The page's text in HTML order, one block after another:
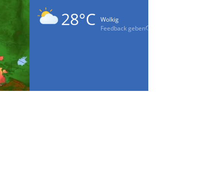
28°C
Wolkig
Feedback geben